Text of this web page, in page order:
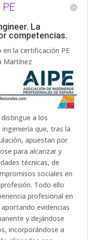
La
competencias.
en la certificación PE
Martínez
a los
que, tras la
apuestan por
para alcanzar y
técnicas, de
sociales en
Todo ello
profesional en
evidencias
y dejándose
incorporándose a